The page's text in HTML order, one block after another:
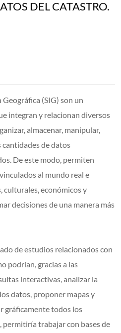
DEL CATASTRO.
(SIG) son un
integran y relacionan diversos
almacenar, manipular,
de datos
De este modo, permiten
al mundo real e
culturales, económicos y
decisiones de una manera más
de estudios relacionados con
podrían, gracias a las
interactivas, analizar la
datos, proponer mapas y
gráficamente todos los
permitiría trabajar con bases de